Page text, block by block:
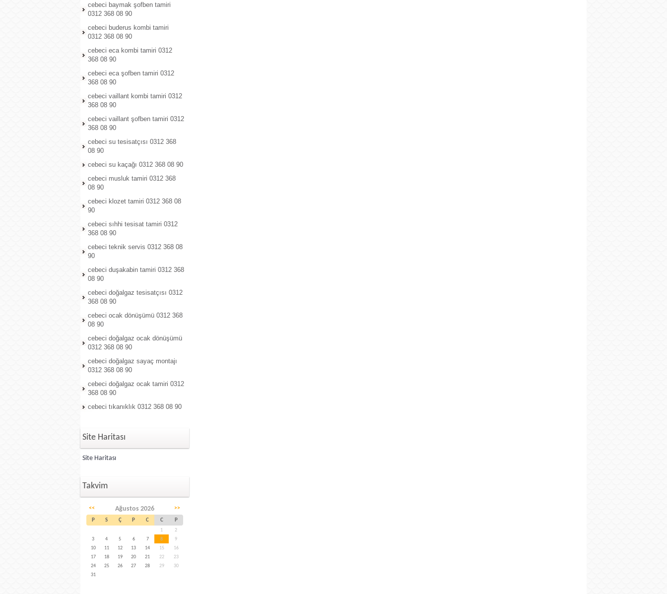
cebeci baymak şofben tamiri
0312 368 08 90
cebeci buderus kombi tamiri
0312 368 08 90
cebeci eca kombi tamiri 0312
368 08 90
cebeci eca şofben tamiri 0312
368 08 90
cebeci vaillant kombi tamiri 0312
368 08 90
cebeci vaillant şofben tamiri 0312
368 08 90
cebeci su tesisatçısı 0312 368
08 90
cebeci su kaçağı 0312 368 08 90
cebeci musluk tamiri 0312 368
08 90
cebeci klozet tamiri 0312 368 08
90
cebeci sıhhi tesisat tamiri 0312
368 08 90
cebeci teknik servis 0312 368 08
90
cebeci duşakabin tamiri 0312 368
08 90
cebeci doğalgaz tesisatçısı 0312
368 08 90
cebeci ocak dönüşümü 0312 368
08 90
cebeci doğalgaz ocak dönüşümü
0312 368 08 90
cebeci doğalgaz sayaç montajı
0312 368 08 90
cebeci doğalgaz ocak tamiri 0312
368 08 90
cebeci tıkanıklık 0312 368 08 90
Site Haritası
Site Haritası
Takvim
<< Ağustos 2026 >>
P S Ç P C C
P
1
2
3
4 5 6 7 8
9
10
11 12 13 14 15
16
17
18 19 20 21 22
23
24
25 26 27 28 29
30
31